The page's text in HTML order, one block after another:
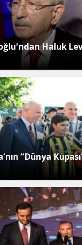
Haluk
“Dünya